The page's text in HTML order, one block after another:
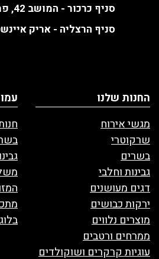
סניף כרכור - המושב 42, פרדס חנה כרכור
סניף הרצליה - אריק איינשטיין 3,
החנות שלנו
מגשי אירוח
שרקוטרי
בשרים
גבינות וחלבי
דגים מעושנים
ירקות כבושים
מוצרים נלווים
ממרחים ורטבים
עוגיות קרקרים ושוקולדים
בלוג